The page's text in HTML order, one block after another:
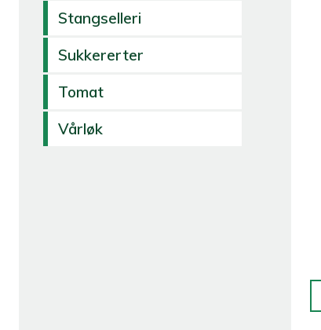
Stangselleri
Sukkererter
Tomat
Vårløk